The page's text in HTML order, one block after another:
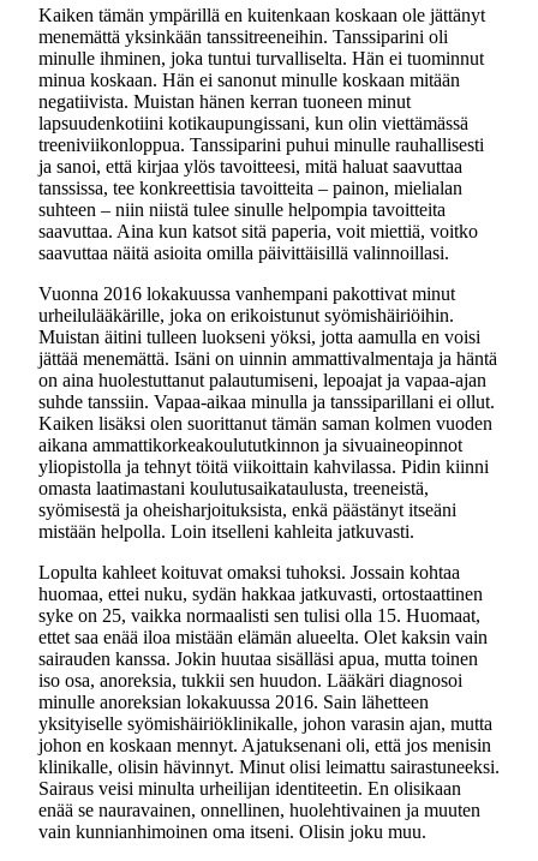
Kaiken tämän ympärillä en kuitenkaan koskaan ole jättänyt
menemättä yksinkään tanssitreeneihin. Tanssiparini oli
minulle ihminen, joka tuntui turvalliselta. Hän ei tuominnut
minua koskaan. Hän ei sanonut minulle koskaan mitään
negatiivista. Muistan hänen kerran tuoneen minut
lapsuudenkotiini kotikaupungissani, kun olin viettämässä
treeniviikonloppua. Tanssiparini puhui minulle rauhallisesti
ja sanoi, että kirjaa ylös tavoitteesi, mitä haluat saavuttaa
tanssissa, tee konkreettisia tavoitteita – painon, mielialan
suhteen – niin niistä tulee sinulle helpompia tavoitteita
saavuttaa. Aina kun katsot sitä paperia, voit miettiä, voitko
saavuttaa näitä asioita omilla päivittäisillä valinnoillasi.
Vuonna 2016 lokakuussa vanhempani pakottivat minut
urheilulääkärille, joka on erikoistunut syömishäiriöihin.
Muistan äitini tulleen luokseni yöksi, jotta aamulla en voisi
jättää menemättä. Isäni on uinnin ammattivalmentaja ja häntä
on aina huolestuttanut palautumiseni, lepoajat ja vapaa-ajan
suhde tanssiin. Vapaa-aikaa minulla ja tanssiparillani ei ollut.
Kaiken lisäksi olen suorittanut tämän saman kolmen vuoden
aikana ammattikorkeakoulututkinnon ja sivuaineopinnot
yliopistolla ja tehnyt töitä viikoittain kahvilassa. Pidin kiinni
omasta laatimastani koulutusaikataulusta, treeneistä,
syömisestä ja oheisharjoituksista, enkä päästänyt itseäni
mistään helpolla. Loin itselleni kahleita jatkuvasti.
Lopulta kahleet koituvat omaksi tuhoksi. Jossain kohtaa
huomaa, ettei nuku, sydän hakkaa jatkuvasti, ortostaattinen
syke on 25, vaikka normaalisti sen tulisi olla 15. Huomaat,
ettet saa enää iloa mistään elämän alueelta. Olet kaksin vain
sairauden kanssa. Jokin huutaa sisälläsi apua, mutta toinen
iso osa, anoreksia, tukkii sen huudon. Lääkäri diagnosoi
minulle anoreksian lokakuussa 2016. Sain lähetteen
yksityiselle syömishäiriöklinikalle, johon varasin ajan, mutta
johon en koskaan mennyt. Ajatuksenani oli, että jos menisin
klinikalle, olisin hävinnyt. Minut olisi leimattu sairastuneeksi.
Sairaus veisi minulta urheilijan identiteetin. En olisikaan
enää se nauravainen, onnellinen, huolehtivainen ja muuten
vain kunnianhimoinen oma itseni. Olisin joku muu.